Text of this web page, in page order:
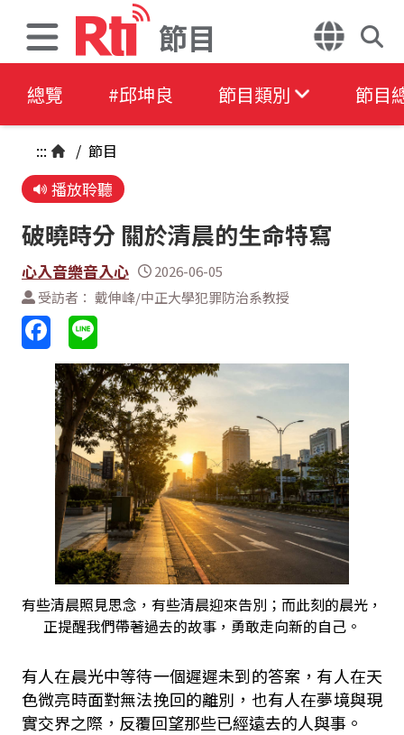
節目
總覽 #邱坤良 節目類別 節目
::: / 節目
播放聆聽
破曉時分 關於清晨的生命特寫
心入音樂音入心
2026-06-05
受訪者： 戴伸峰/中正大學犯罪防治系教授
有些清晨照見思念，有些清晨迎來告別；而此刻的晨光，
正提醒我們帶著過去的故事，勇敢走向新的自己。
有人在晨光中等待一個遲遲未到的答案，有人在天
色微亮時面對無法挽回的離別，也有人在夢境與現
實交界之際，反覆回望那些已經遠去的人與事。